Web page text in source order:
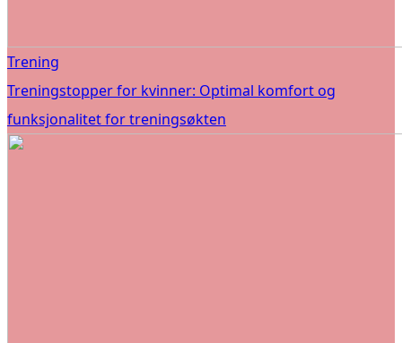
Trening
Treningstopper for kvinner: Optimal komfort og
funksjonalitet for treningsøkten